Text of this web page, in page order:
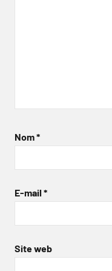
Nom*
E-mail *
Site web